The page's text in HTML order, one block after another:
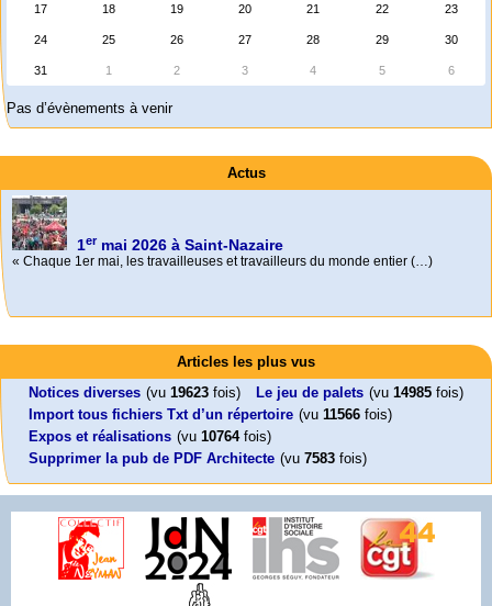
17 18 19 20 21 22 23
24 25 26 27 28 29 30
31 1 2 3 4 5 6
Pas d’évènements à venir
Actus
1ermai 2026 à Saint-Nazaire
« Chaque 1er mai, les travailleuses et travailleurs du monde entier (…)
Foutez-nous la paix !
Aujourd’hui, mercredi 18 mars 2026, le président de la République
Emmanuel (…)
Leonard Peltier libre !
Leonard Peltier, un Amérindien condamné deux fois à la prison à vie pour
un (…)
En Pays-de-la-Loire le couperet est tombé !
« La présidente Horizons de la région Pays de la Loire veut faire voter ce (…)
Mon CV... Cette perle indique une nouveauté, ou le dernier travail (…)
Articles les plus vus
Notices diverses (vu 19623 fois) Le jeu de palets (vu 14985 fois)
Import tous fichiers Txt d’un répertoire (vu 11566 fois)
Expos et réalisations (vu 10764fois)
Supprimer la pub de PDF Architecte (vu 7583 fois)